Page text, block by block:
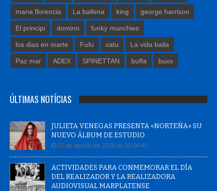
maria florencia La ballena king george harrison
El principi domino funky munchies
los dias en marte Fufu catu La vida baila
Paz mar ADEX SPINETTAN buffa buxx
ÚLTIMAS NOTÍCIAS
JULIETA VENEGAS PRESENTA «NORTEÑA» SU
NUEVO ÁLBUM DE ESTUDIO
07 de agosto de 2026 às 02:04:42
ACTIVIDADES PARA CONMEMORAR EL DÍA
DEL REALIZADOR Y LA REALIZADORA
AUDIOVISUAL MARPLATENSE